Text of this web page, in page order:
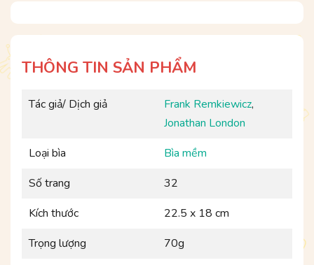
THÔNG TIN SẢN PHẨM
Tác giả/ Dịch giả Frank Remkiewicz,
Jonathan London
Loại bìa
Bìa mềm
Số trang
32
Kích thước
22.5 x 18 cm
Trọng lượng
70g